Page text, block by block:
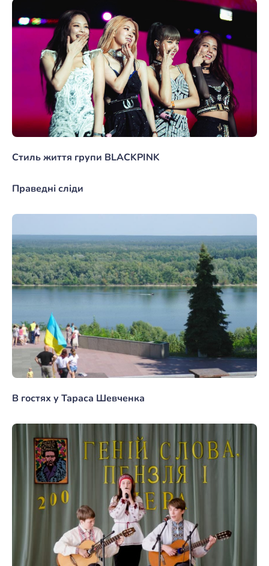
Стиль життя групи BLACKPINK
Праведні сліди
В гостях у Тараса Шевченка